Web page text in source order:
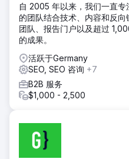
自 2005 年以来，我们一直
的团队结合技术、内容和反
团队、报告门户以及超过
的成果。
活跃于Germany
SEO, SEO 咨询 +7
B2B 服务
$1,000 - 2,500